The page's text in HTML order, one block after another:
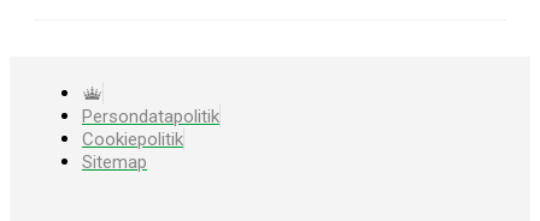
Persondatapolitik
Cookiepolitik
Sitemap